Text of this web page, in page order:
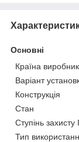
Основні
Країна виробник
Варіант
Конструкція
Стан
Ступінь захисту
Тип